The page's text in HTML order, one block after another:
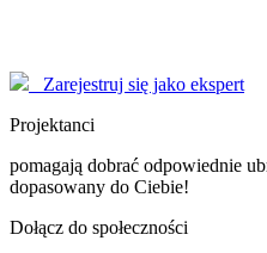
Zarejestruj się jako ekspert
Projektanci
pomagają dobrać odpowiednie
dopasowany do Ciebie!
Dołącz do społeczności